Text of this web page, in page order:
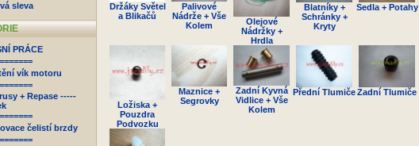
sleva
PRÁCE
vík motoru
+ Repase -----
čelistí brzdy
Držáky Světel
a Blikačů
Palivové
Nádrže + Vše
Kolem
Olejové
Nádržky +
Hrdla
Blatníky +
Schránky +
Kryty
Sedla + Potahy
Ložiska +
Pouzdra
Podvozku
Maznice +
Segrovky
Zadní Kyvná
Vidlice + Vše
Kolem
Přední TlumičeZadní Tlumiče